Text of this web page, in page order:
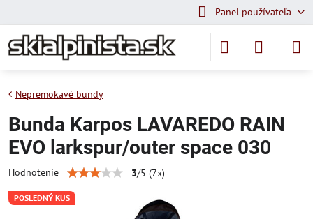
Panel používateľa
POSLEDNÝ KUS
Nepremokavé bundy
Bunda Karpos LAVAREDO RAIN
EVO larkspur/outer space 030
Hodnotenie 3/5 (7x)